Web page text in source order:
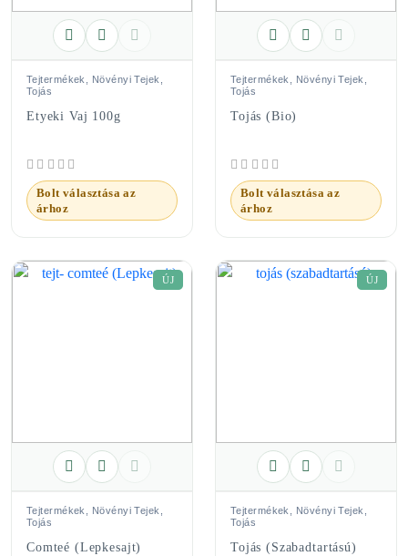
Tejtermékek, Növényi Tejek,
Tojás
Etyeki Vaj 100g
Bolt választása az
árhoz
Tejtermékek, Növényi Tejek,
Tojás
Tojás (bio)
Bolt választása az
árhoz
ÚJ
Tejtermékek, Növényi Tejek,
Tojás
Comteé (Lepkesajt)
ÚJ
Tejtermékek, Növényi Tejek,
Tojás
Tojás (szabadtartású)